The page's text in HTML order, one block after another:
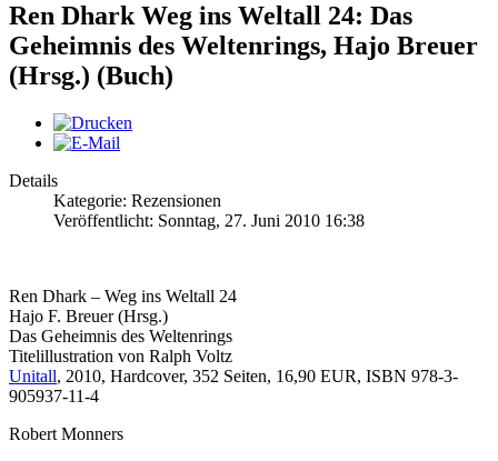
Ren Dhark Weg ins Weltall 24: Das
Geheimnis des Weltenrings, Hajo Breuer
(Hrsg.) (Buch)
Details
Kategorie: Rezensionen
Veröffentlicht: Sonntag, 27. Juni 2010 16:38
Ren Dhark – Weg ins Weltall 24
Hajo F. Breuer (Hrsg.)
Das Geheimnis des Weltenrings
Titelillustration von Ralph Voltz
Unitall, 2010, Hardcover, 352 Seiten, 16,90 EUR, ISBN 978-3-
905937-11-4
Robert Monners